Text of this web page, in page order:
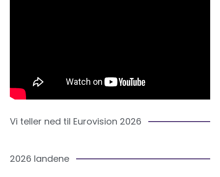
Vi teller ned til Eurovision 2026
2026 landene